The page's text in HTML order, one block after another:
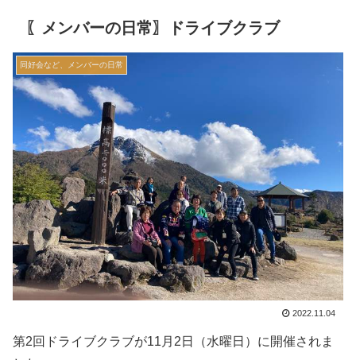
〖メンバーの日常〗ドライブクラブ
同好会など、メンバーの日常
2022.11.04
第2回ドライブクラブが11月2日（水曜日）に開催されま